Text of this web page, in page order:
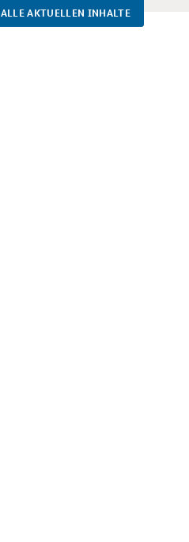
ALLE AKTUELLEN INHALTE